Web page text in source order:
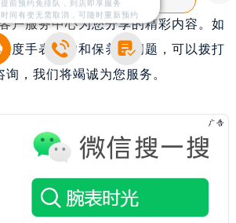
 
户服务中心为您分享的精彩内容。如
度手表维护和保养的问题，可以拨打
，我们将竭诚为您服务。
提前预约免排队，到店即享服务
间有变无需取消，可随时重新预约